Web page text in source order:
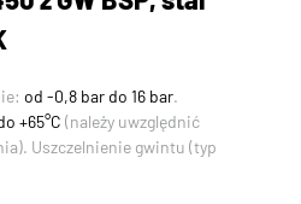
od -0,8 bar do 16 bar.
+65°C (należy uwzględnić
Uszczelnienie gwintu (typ